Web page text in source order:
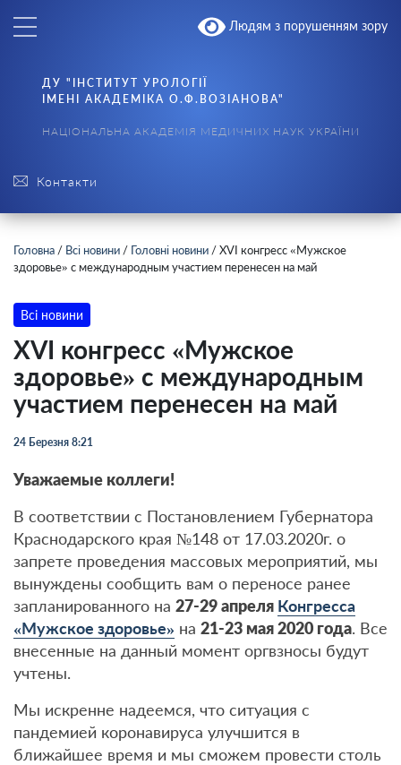
Людям з порушенням зору
Контакти
ДУ "ІНСТИТУТ УРОЛОГІЇ
ІМЕНІ АКАДЕМІКА О.Ф.ВОЗІАНОВА"
НАЦІОНАЛЬНА АКАДЕМІЯ МЕДИЧНИХ НАУК УКРАЇНИ
Головна / Всі новини / Головні новини /XVI конгресс «Мужское
здоровье» с международным участием перенесен на май
Всі новини
XVI конгресс «Мужское
здоровье» с международным
участием перенесен на май
24 Березня 8:21
Уважаемые коллеги!
В соответствии с Постановлением Губернатора
Краснодарского края №148 от 17.03.2020г. о
запрете проведения массовых мероприятий, мы
вынуждены сообщить вам о переносе ранее
запланированного на 27-29 апреля Конгресса
«Мужское здоровье» на 21-23 мая 2020 года. Все
внесенные на данный момент оргвзносы будут
учтены.
Мы искренне надеемся, что ситуация с
пандемией коронавируса улучшится в
ближайшее время и мы сможем провести столь